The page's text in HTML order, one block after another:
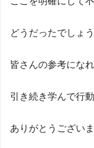
どうだったでしょう
皆さんの参考にな
引き続き学んで行
ありがとうございま